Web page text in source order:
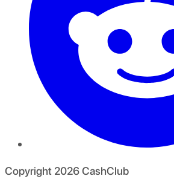
Copyright 2026CashClub